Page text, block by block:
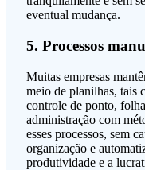
eventual mudança.
5. Processos
Muitas empresas
meio de planilhas, tais
controle de ponto,
administração com
esses processos, sem
organização e
produtividade e a